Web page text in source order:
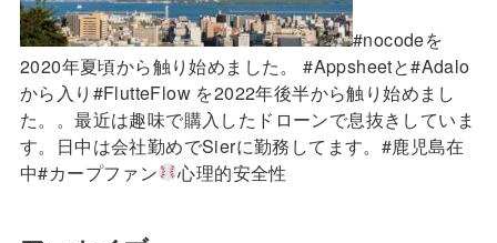
#nocodeを
2020年夏頃から触り始めました。 #Appsheetと#Adalo
から入り#FlutteFlow を2022年後半から触り始めまし
た。。最近は趣味で購入したドローンで息抜きしていま
す。日中は会社勤めでSierに勤務してます。#鹿児島在
中#カープファン
心理的安全性